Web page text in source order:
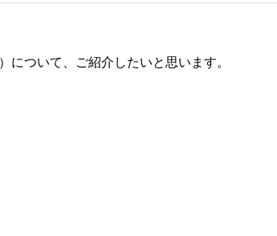
について、ご紹介したいと思います。